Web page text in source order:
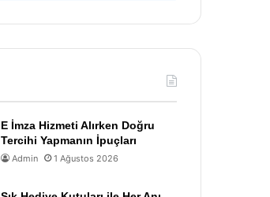
E İmza Hizmeti Alırken Doğru
Tercihi Yapmanın İpuçları
Admin 1 Ağustos 2026